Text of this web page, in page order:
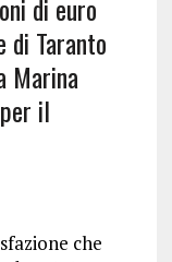
di euro
di Taranto
Marina
il
che